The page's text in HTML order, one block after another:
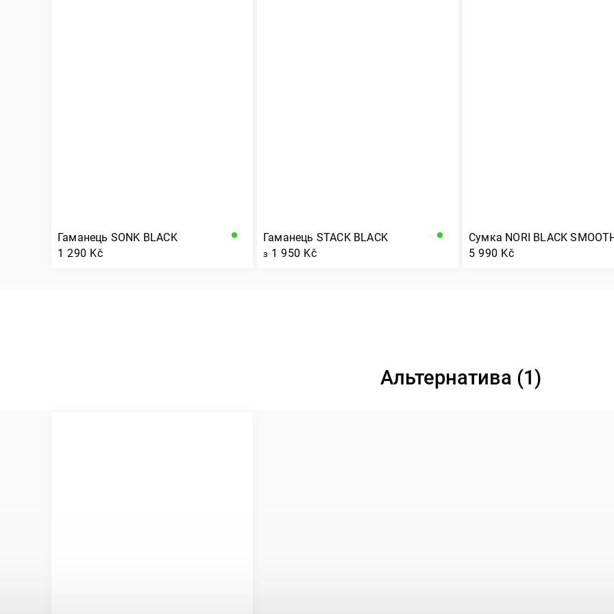
Гаманець SONK BLACK
1 290 Kč
Гаманець STACK BLACK
з 1 950 Kč
Сумка NORI BLACK
5 990 Kč
Альтернатива (1)